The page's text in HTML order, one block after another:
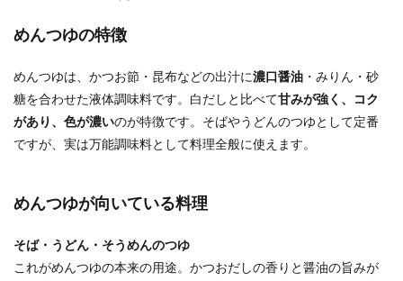
めんつゆの特徴
めんつゆは、かつお節・昆布などの出汁に濃口醤油 ・みりん・砂
糖を合わせた液体調味料です。白だしと比べて甘みが強く、コク
があり、色が濃いのが特徴です。そばやうどんのつゆとして定番
ですが、実は万能調味料として料理全般に使えます。
めんつゆが向いている料理
そば・うどん・そうめんのつゆ
これがめんつゆの本来の用途。かつおだしの香りと醤油の旨みが